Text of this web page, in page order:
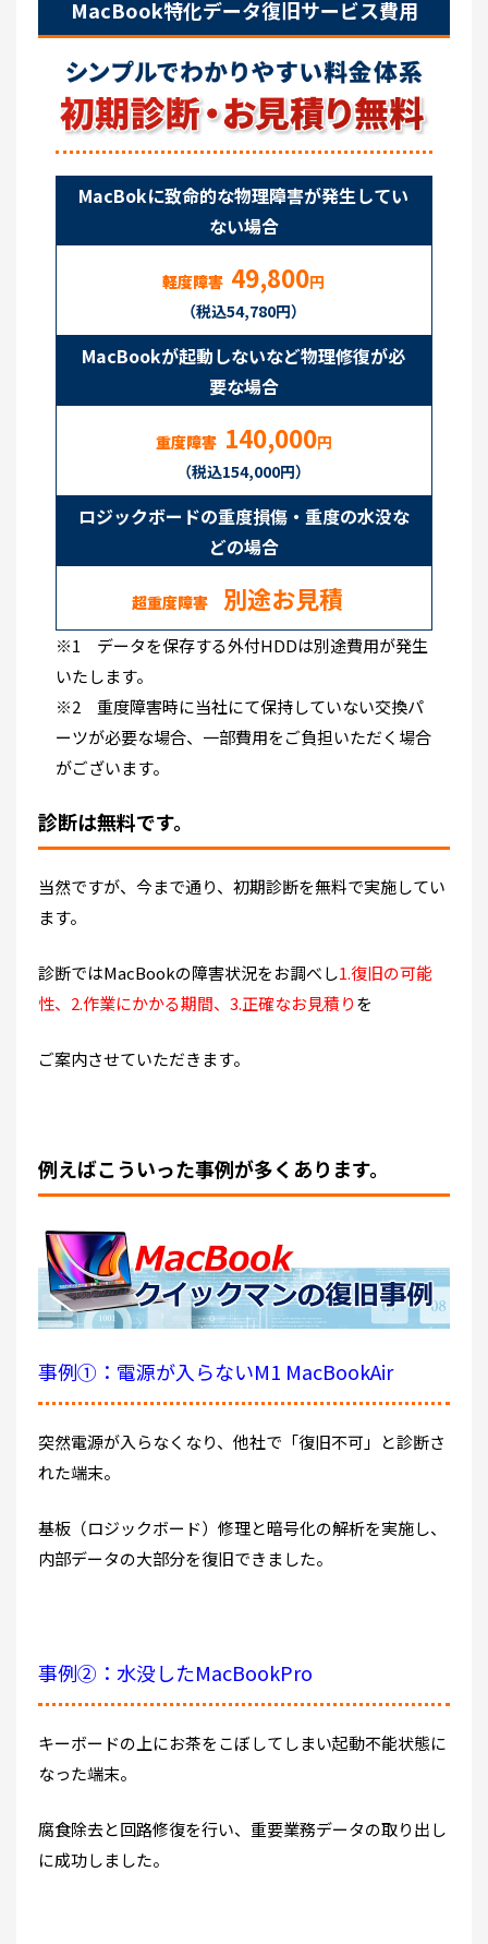
MacBook特化データ復旧サービス費用
MacBokに致命的な物理障害が発生してい
ない場合
軽度障害 49,800円
（税込54,780円）
MacBookが起動しないなど物理修復が必
要な場合
重度障害 140,000円
（税込154,000円）
ロジックボードの重度損傷・重度の水没な
どの場合
超重度障害別途お見積
※1 データを保存する外付HDDは別途費用が発生
いたします。
※2 重度障害時に当社にて保持していない交換パ
ーツが必要な場合、一部費用をご負担いただく場合
がございます。
診断は無料です。
当然ですが、今まで通り、初期診断を無料で実施してい
ます。
診断ではMacBookの障害状況をお調べし1.復旧の可能
性、2.作業にかかる期間、3.正確なお見積りを
ご案内させていただきます。
例えばこういった事例が多くあります。
事例①：電源が入らないM1 MacBookAir
突然電源が入らなくなり、他社で「復旧不可」と診断さ
れた端末。
基板（ロジックボード）修理と暗号化の解析を実施し、
内部データの大部分を復旧できました。
事例②：水没したMacBookPro
キーボードの上にお茶をこぼしてしまい起動不能状態に
なった端末。
腐食除去と回路修復を行い、重要業務データの取り出し
に成功しました。